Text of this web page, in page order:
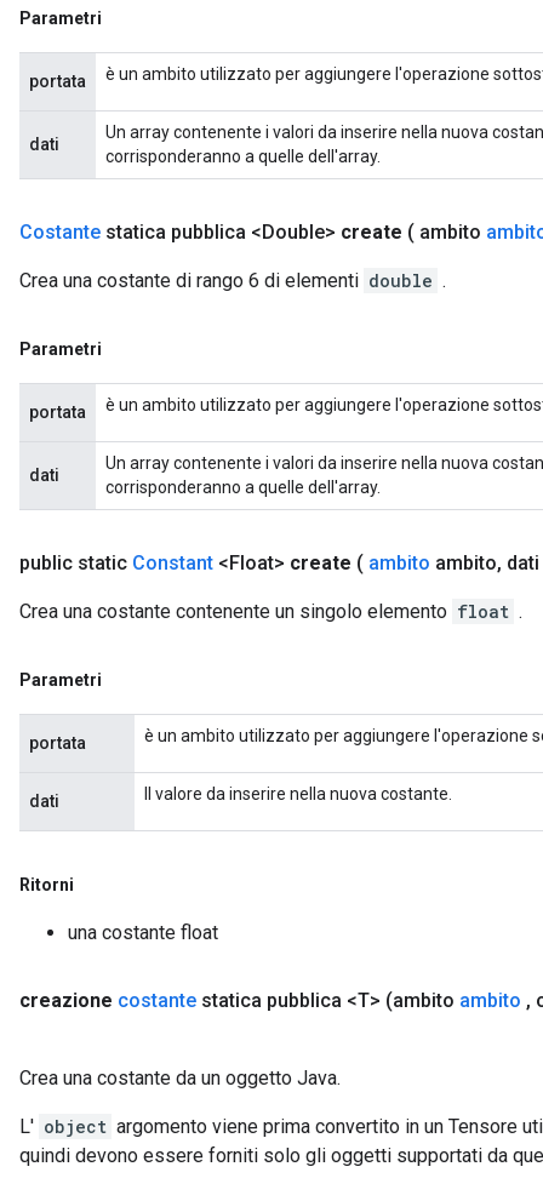
Parametri
portata è un ambito utilizzato per aggiungere l'operazione
dati
Un array contenente i valori da inserire nella nuova
corrisponderanno a quelle dell'array.
Costante statica pubblica <Double> create ( ambito
Crea una costante di rango 6 di elementi double .
Parametri
portata è un ambito utilizzato per aggiungere l'operazione
dati
Un array contenente i valori da inserire nella nuova
corrisponderanno a quelle dell'array.
public static Constant <Float> create ( ambito ambito,
Crea una costante contenente un singolo elemento float .
Parametri
portata è un ambito utilizzato per aggiungere l'operazione
dati Il valore da inserire nella nuova costante.
Ritorni
una costante float
creazione costante statica pubblica <T> (ambito ambito ,
Crea una costante da un oggetto Java.
L' object argomento viene prima convertito in un Tensore
quindi devono essere forniti solo gli oggetti supportati da